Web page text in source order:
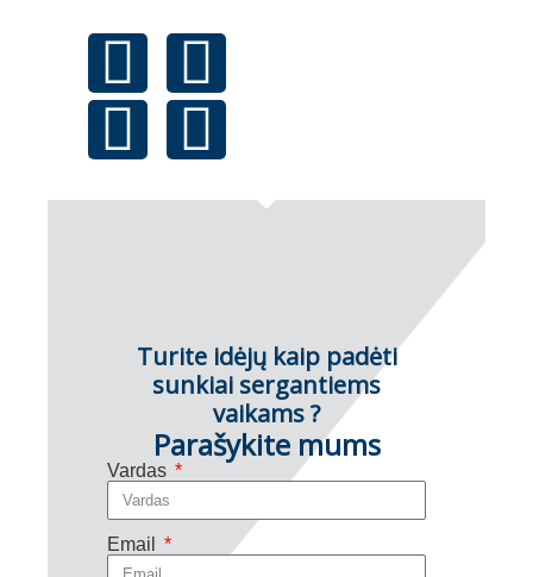
Turite idėjų kaip padėti
sunkiai sergantiems
vaikams ?
Parašykite mums
Vardas
Email